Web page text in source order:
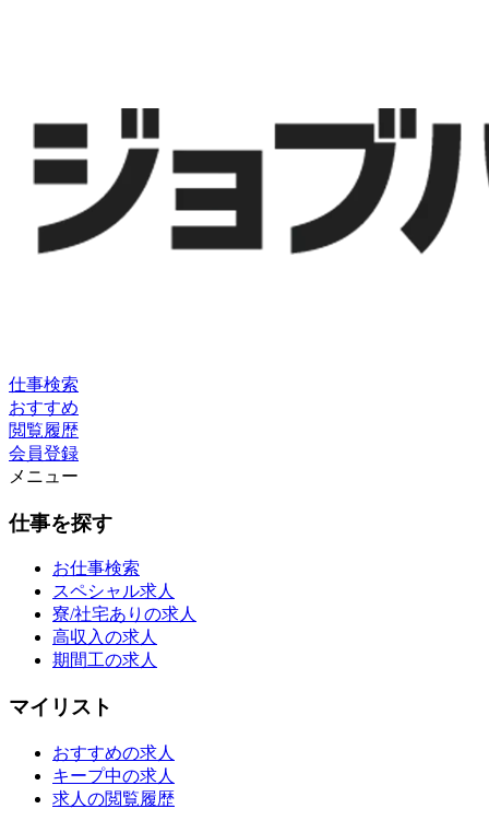
仕事検索
おすすめ
閲覧履歴
会員登録
メニュー
仕事を探す
お仕事検索
スペシャル求人
寮/社宅ありの求人
高収入の求人
期間工の求人
マイリスト
おすすめの求人
キープ中の求人
求人の閲覧履歴